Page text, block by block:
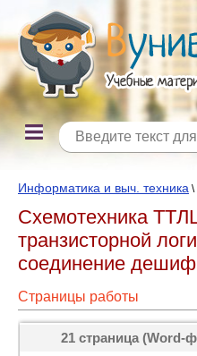
Информатика и выч. техника \
Схемотехника
транзисторной
соединение
Страницы работы
21 страница (Word-